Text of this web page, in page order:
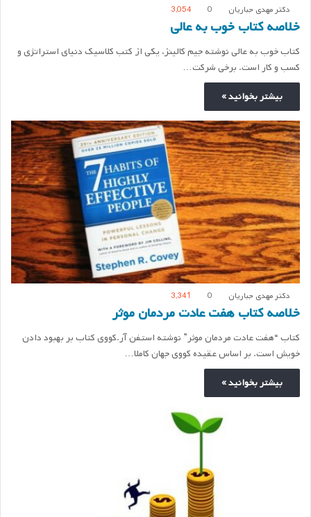
دکتر مهدی جباریان 0
3,054
خلاصه کتاب خوب به عالی
کتاب خوب به عالی نوشته جیم کالینز، یکی از کتب کلاسیک دنیای استراتژی و
کسب و کار است. برخی شرکت…
بیشتر بخوانید »
دکتر مهدی جباریان 0
3,341
خلاصه کتاب هفت عادت مردمان موثر
کتاب “هفت عادت مردمان موثر” نوشته استفن آر.کووی کتاب بر بهبود دادن
خویش است. بر اساس عقیده کووی جهان کاملا…
بیشتر بخوانید »